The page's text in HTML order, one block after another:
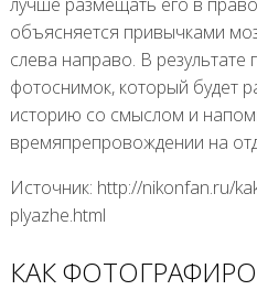
объясняется привычками
слева направо. В результате
фотоснимок, который будет
историю со смыслом и
времяпрепровождении на
Источник: http://nikonfan.ru/
plyazhe.html
КАК